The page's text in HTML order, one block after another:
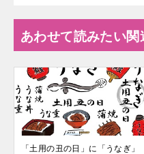
あわせて読みたい関
「土用の丑の日」に「うなぎ」